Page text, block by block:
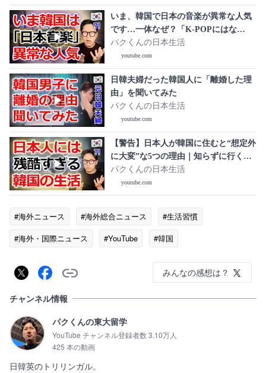
いま、韓国で日本の音楽が異常な人気
です…一体なぜ？「K-POPにはな
い“ある魅力”」に韓国人が言葉を失う3
つの理由
パクくんの日本生活
youtube.com
日韓夫婦だった韓国人に「離婚した理
由」を聞いてみた
パクくんの日本生活
youtube.com
【警告】日本人が韓国に住むと“想定外
に大変”な5つの理由｜知らずに行くと
後悔します
パクくんの日本生活
youtube.com
#海外ニュース #海外総合ニュース
#生活習慣
#海外・国際ニュース
#YouTube #韓国
みんなの感想は？
チャンネル情報
パクくんの東大留学
YouTube チャンネル登録者数 3.10万人
425 本の動画
日韓英のトリリンガル。